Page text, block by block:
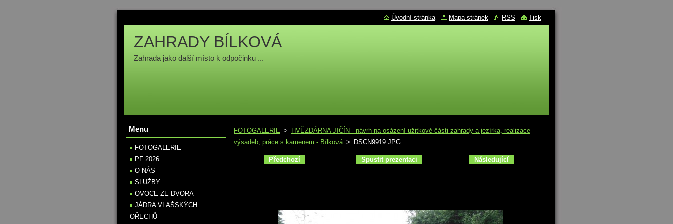
ZAHRADY BÍLKOVÁ
Zahrada jako další místo k odpočinku ...
FOTOGALERIE >
HVĚZDÁRNA JIČÍN - návrh na osázení užitkové části zahrady a jezírka, realizace
výsadeb, práce s kamenem - Bílková > DSCN9919.JPG
Předchozí Spustit prezentaci Následující
Menu
FOTOGALERIE
PF 2026
O NÁS
SLUŽBY
OVOCE ZE DVORA
JÁDRA VLAŠSKÝCH
OŘECHŮ
Úvodní stránka Mapa stránek RSS Tisk